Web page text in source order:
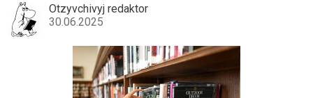
Otzyvchivyj redaktor
30.06.2025